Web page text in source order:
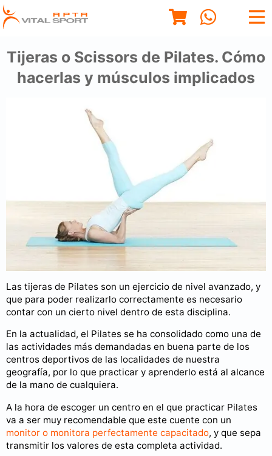
Tijeras o Scissors de Pilates. Cómo
hacerlas y músculos implicados
Las tijeras de Pilates son un ejercicio de nivel avanzado, y
que para poder realizarlo correctamente es necesario
contar con un cierto nivel dentro de esta disciplina.
En la actualidad, el Pilates se ha consolidado como una de
las actividades más demandadas en buena parte de los
centros deportivos de las localidades de nuestra
geografía, por lo que practicar y aprenderlo está al alcance
de la mano de cualquiera.
A la hora de escoger un centro en el que practicar Pilates
va a ser muy recomendable que este cuente con un
monitor o monitora perfectamente capacitado, y que sepa
transmitir los valores de esta completa actividad.